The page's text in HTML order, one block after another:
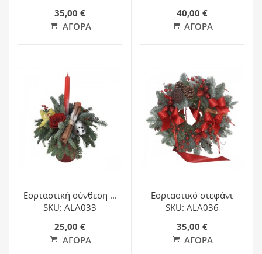
35,00 €
ΑΓΟΡΆ
40,00 €
ΑΓΟΡΆ
Εορταστική σύνθεση ...
SKU: ALA033
25,00 €
ΑΓΟΡΆ
Εορταστικό στεφάνι
SKU: ALA036
35,00 €
ΑΓΟΡΆ